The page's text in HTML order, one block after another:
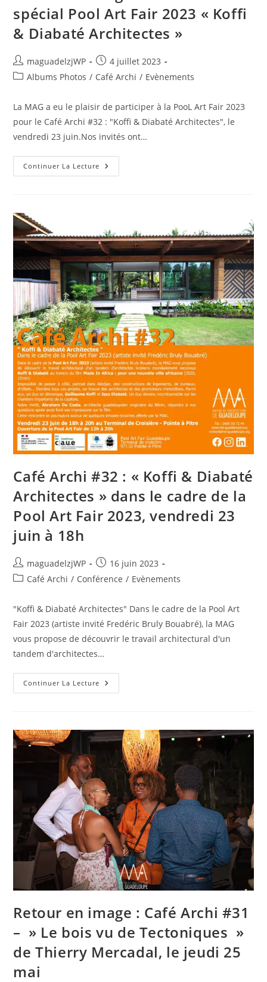
spécial Pool Art Fair 2023 « Koffi
& Diabaté Architectes »
Auteur/autrice
de
maguadelzjWP
Publication
publiée :
4 juillet 2023
PostAlbums Photos / Café Archi / Evènements
La MAG a eu le plaisir de participer à la PooL Art Fair 2023
pour le Café Archi #32 : "Koffi & Diabaté Architectes", le
vendredi 23 juin.Nos invités ont…
Continuer La Lecture Retour
En
Pool
Art
Fair
2023
« Koffi
&
Diabaté
Architectes »
Café Archi #32 : « Koffi & Diabaté
Architectes » dans le cadre de la
Pool Art Fair 2023, vendredi 23
juin à 18h
Auteur/autrice
de
maguadelzjWP
Publication
publiée :
16 juin 2023
PostCafé Archi / Conférence / Evènements
"Koffi & Diabaté Architectes" Dans le cadre de la Pool Art
Fair 2023 (artiste invité Fredéric Bruly Bouabré), la MAG
vous propose de découvrir le travail architectural d'un
tandem d'architectes…
Continuer La Lecture Café
Archi
Diabaté
Architectes »
Cadre
De
La
Pool
Art
Fair
2023,
Vendredi
23
Juin
À
18h
Retour en image : Café Archi #31
– » Le bois vu de Tectoniques »
de Thierry Mercadal, le jeudi 25
mai